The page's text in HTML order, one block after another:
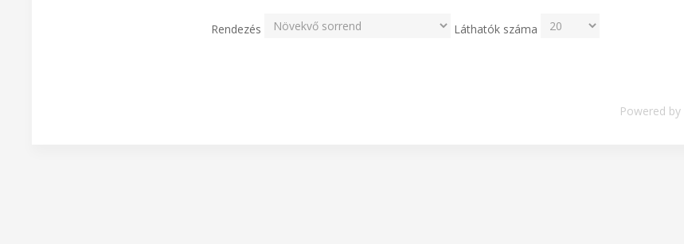
Rendezés Láthatók száma
Powered by